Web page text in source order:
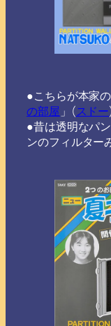
●こちらが本家
の部屋 」(スドー
●昔は透明なパ
ンのフィルター